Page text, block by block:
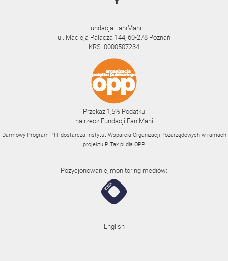
Fundacja FaniMani
ul. Macieja Palacza 144, 60-278 Poznań
KRS: 0000507234
Przekaż 1,5% Podatku
na rzecz Fundacji FaniMani
Darmowy Program PIT dostarcza Instytut Wsparcia Organizacji Pozarządowych w ramach
projektu PITax.pl dla OPP
Pozycjonowanie, monitoring mediów:
English